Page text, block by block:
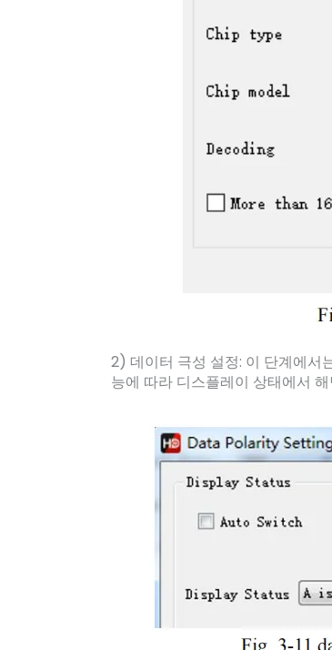
2) 데이터 극성 설정: 이 단계에서
능에 따라 디스플레이 상태에서